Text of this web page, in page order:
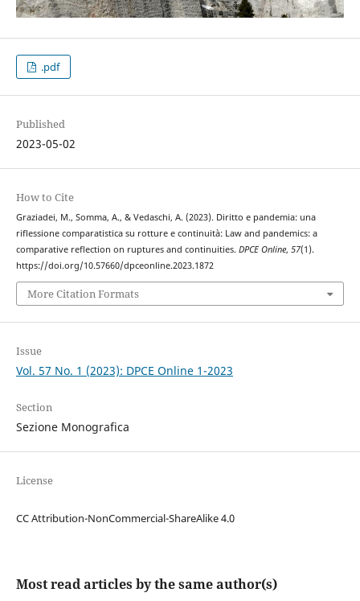
.pdf
Published
2023-05-02
How to Cite
Graziadei, M., Somma, A., & Vedaschi, A. (2023). Diritto e pandemia: una
riflessione comparatistica su rotture e continuità: Law and pandemics: a
comparative reflection on ruptures and continuities. DPCE Online, 57(1).
https://doi.org/10.57660/dpceonline.2023.1872
More Citation Formats
Issue
Vol. 57 No. 1 (2023): DPCE Online 1-2023
Section
Sezione Monografica
License
CC Attribution-NonCommercial-ShareAlike 4.0
Most read articles by the same author(s)